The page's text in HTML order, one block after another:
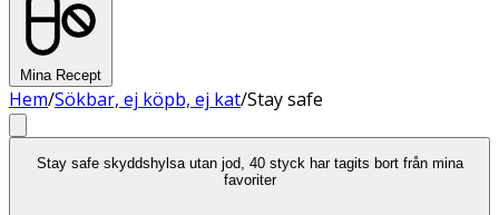
Mina Recept
Hem/Sökbar, ej köpb, ej kat/Stay safe
Stay safe skyddshylsa utan jod, 40 styck har tagits bort från mina
favoriter